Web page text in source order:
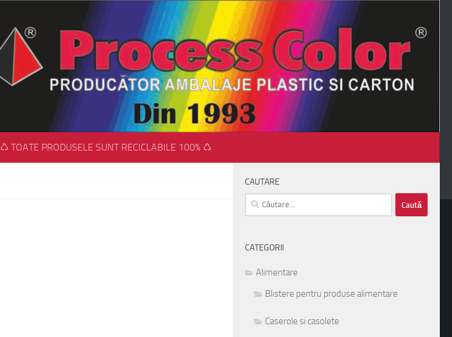
♺ TOATE PRODUSELE SUNT RECICLABILE 100% ♺
CAUTARE
Caută
după:
CATEGORII
Alimentare
Blistere pentru produse alimentare
Caserole si casolete